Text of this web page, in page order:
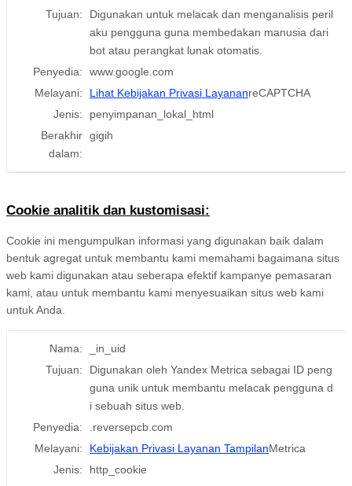
Tujuan:
Digunakan untuk melacak dan menganalisis peril
aku pengguna guna membedakan manusia dari
bot atau perangkat lunak otomatis.
Penyedia:
www.google.com
Melayani:
Lihat Kebijakan Privasi LayananreCAPTCHA
Jenis:
penyimpanan_lokal_html
Berakhir
dalam:
gigih
Cookie analitik dan kustomisasi:
Cookie ini mengumpulkan informasi yang digunakan baik dalam
bentuk agregat untuk membantu kami memahami bagaimana situs
web kami digunakan atau seberapa efektif kampanye pemasaran
kami, atau untuk membantu kami menyesuaikan situs web kami
untuk Anda.
Nama:
_in_uid
Tujuan:
Digunakan oleh Yandex Metrica sebagai ID peng
guna unik untuk membantu melacak pengguna d
i sebuah situs web.
Penyedia:
.reversepcb.com
Melayani:
Kebijakan Privasi Layanan TampilanMetrica
Jenis:
http_cookie